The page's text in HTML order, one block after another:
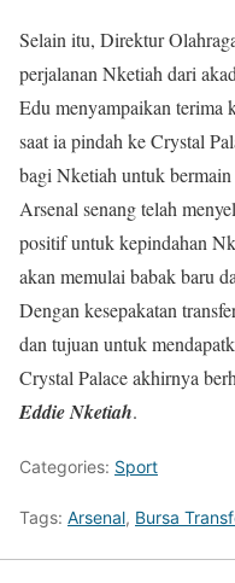
Selain itu, Direktur
perjalanan Nketiah dari
Edu menyampaikan terima
saat ia pindah ke Crystal
bagi Nketiah untuk
Arsenal senang telah
positif untuk kepindahan
akan memulai babak baru
Dengan kesepakatan
dan tujuan untuk
Crystal Palace akhirnya
Eddie Nketiah.
Categories: Sport
Tags: Arsenal, Bursa